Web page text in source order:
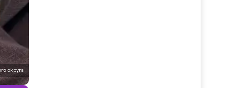
округа